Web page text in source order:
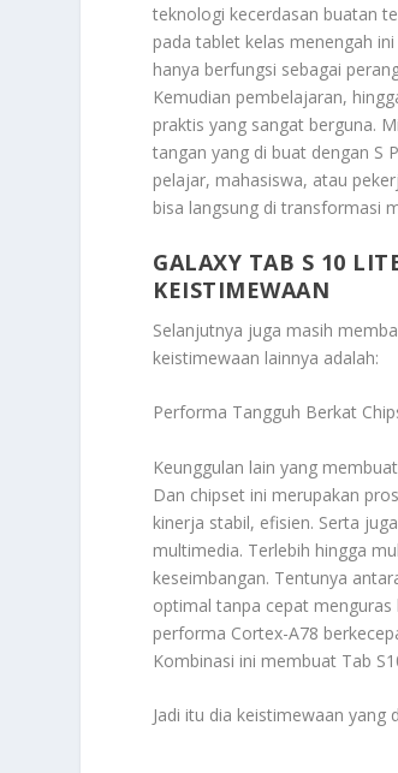
teknologi kecerdasan buatan
pada tablet kelas menengah
hanya berfungsi sebagai
Kemudian pembelajaran,
praktis yang sangat berguna.
tangan yang di buat dengan S
pelajar, mahasiswa, atau
bisa langsung di transformasi
GALAXY TAB S 10
KEISTIMEWAAN
Selanjutnya juga masih
keistimewaan lainnya adalah:
Performa Tangguh Berkat
Keunggulan lain yang
Dan chipset ini merupakan
kinerja stabil, efisien. Serta
multimedia. Terlebih hingga
keseimbangan. Tentunya
optimal tanpa cepat
performa Cortex-A78
Kombinasi ini membuat Tab
Jadi itu dia keistimewaan yang